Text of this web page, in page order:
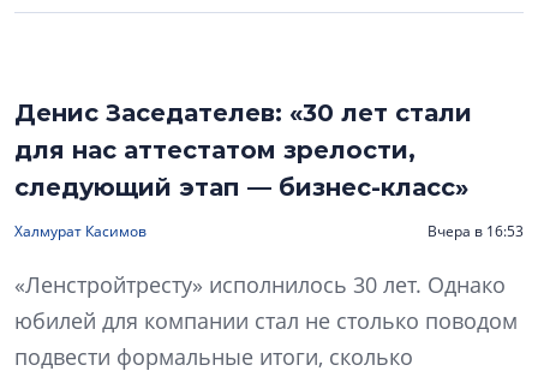
Денис Заседателев: «30 лет стали
для нас аттестатом зрелости,
следующий этап — бизнес-класс»
Халмурат Касимов Вчера в 16:53
«Ленстройтресту» исполнилось 30 лет. Однако
юбилей для компании стал не столько поводом
подвести формальные итоги, сколько